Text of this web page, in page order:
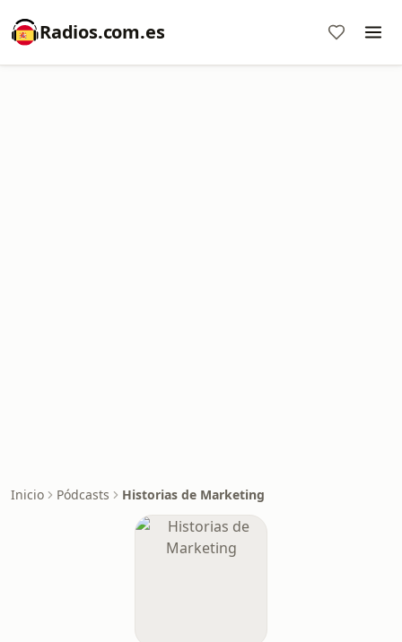
Radios.com.es
Inicio Pódcasts Historias de Marketing